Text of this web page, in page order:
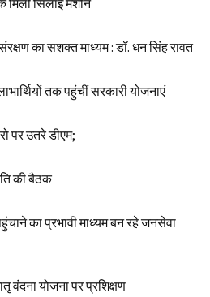
मिली सिलाई मशीन
का सशक्त माध्यम : डॉ. धन सिंह रावत
तक पहुंचीं सरकारी योजनाएं
पर उतरे डीएम;
की बैठक
का प्रभावी माध्यम बन रहे जनसेवा
वंदना योजना पर प्रशिक्षण